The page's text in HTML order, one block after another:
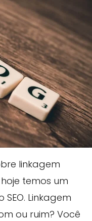
linkagem
temos um
Linkagem
ou ruim? Você